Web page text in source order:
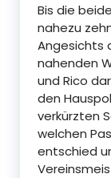
Bis die
nahezu
Angesichts
nahenden
und Rico
den
verkürzten
welchen
entschied